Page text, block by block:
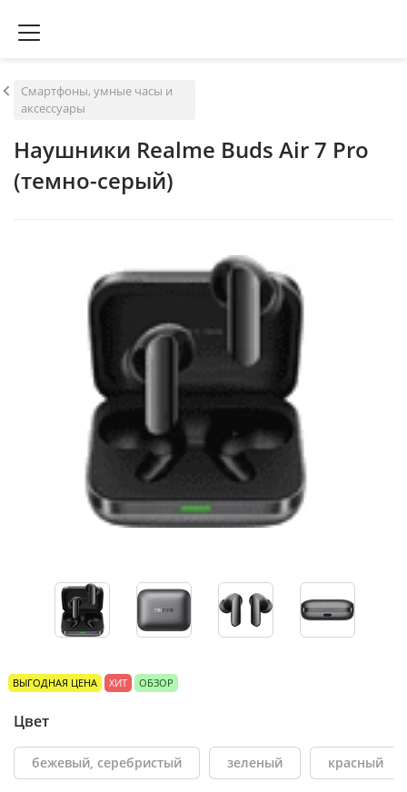
Смартфоны, умные часы и
аксессуары
Наушники Realme Buds Air 7 Pro
(темно-серый)
ВЫГОДНАЯ ЦЕНА ХИТ ОБЗОР
Цвет
бежевый, серебристый зеленый красный